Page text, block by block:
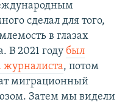
сделал для того,
в глазах
В 2021 году был
журналиста, потом
миграционный
Затем мы видели